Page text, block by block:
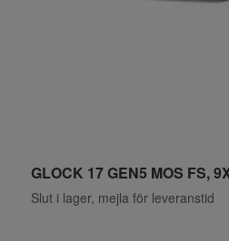
GLOCK 17 GEN5 MOS FS,
Slut i lager, mejla för leveranstid